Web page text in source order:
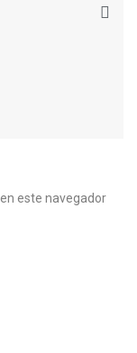
este navegador